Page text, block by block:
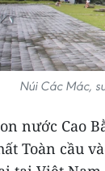
Núi Các Mác,
nước Cao
Toàn cầu